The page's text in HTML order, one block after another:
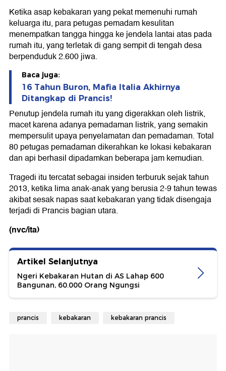
Ketika asap kebakaran yang pekat memenuhi rumah
keluarga itu, para petugas pemadam kesulitan
menempatkan tangga hingga ke jendela lantai atas pada
rumah itu, yang terletak di gang sempit di tengah desa
berpenduduk 2.600 jiwa.
Baca juga:
16 Tahun Buron, Mafia Italia Akhirnya
Ditangkap di Prancis!
Penutup jendela rumah itu yang digerakkan oleh listrik,
macet karena adanya pemadaman listrik, yang semakin
mempersulit upaya penyelamatan dan pemadaman. Total
80 petugas pemadaman dikerahkan ke lokasi kebakaran
dan api berhasil dipadamkan beberapa jam kemudian.
Tragedi itu tercatat sebagai insiden terburuk sejak tahun
2013, ketika lima anak-anak yang berusia 2-9 tahun tewas
akibat sesak napas saat kebakaran yang tidak disengaja
terjadi di Prancis bagian utara.
(nvc/ita)
Artikel Selanjutnya
Ngeri Kebakaran Hutan di AS Lahap 600
Bangunan, 60.000 Orang Ngungsi
prancis kebakaran kebakaran prancis